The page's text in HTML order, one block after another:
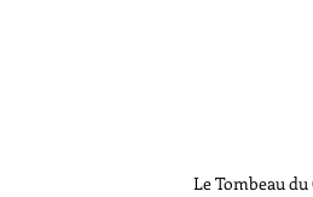
Le Tombeau